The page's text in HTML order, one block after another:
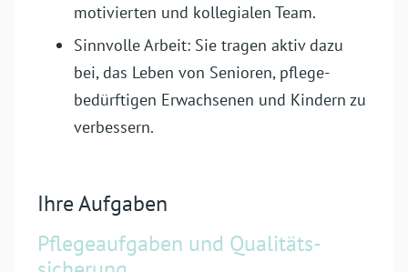
motivierten und kollegialen Team.
Sinnvolle Arbeit: Sie tragen aktiv dazu
bei, das Leben von Senioren, pflege­
bedürftigen Erwachsenen und Kindern zu
verbessern.
Ihre Aufgaben
Pflege­aufgaben und Qualitäts­